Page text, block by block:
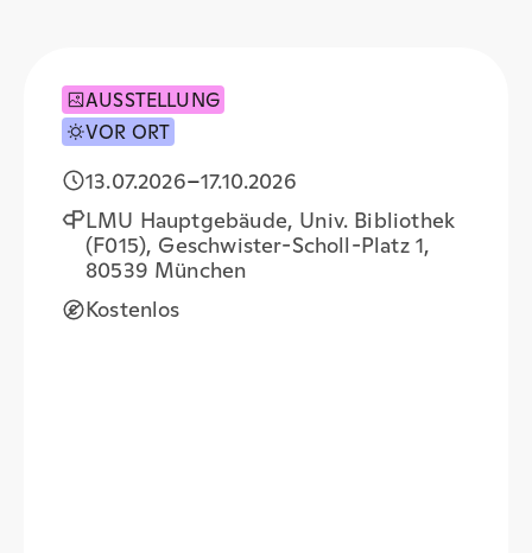
AUSSTELLUNG
VOR ORT
13.07.2026–17.10.2026
LMU Hauptgebäude, Univ. Bibliothek
(F015), Geschwister-Scholl-Platz 1,
80539 München
Kostenlos